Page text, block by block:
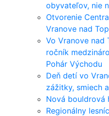
obyvateľov, nie
Otvorenie
Vranove nad
Vo Vranove nad
ročník
Pohár Východu
Deň detí vo
zážitky, smiech
Nová bouldrová
Regionálny